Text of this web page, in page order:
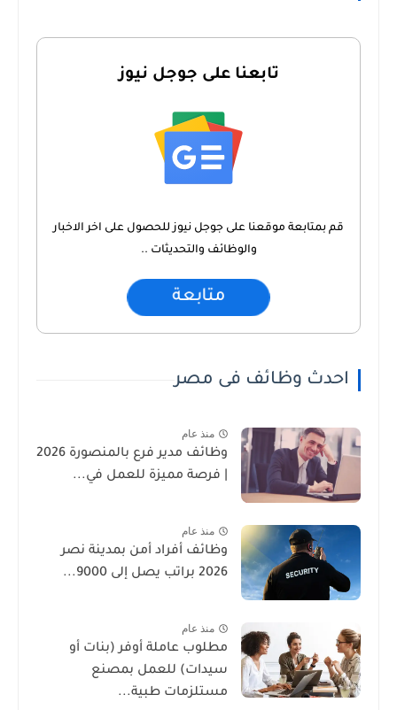
تابعنا على جوجل نيوز
قم بمتابعة موقعنا على جوجل نيوز للحصول على اخر الاخبار
والوظائف والتحديثات ..
متابعة
احدث وظائف فى مصر
منذ عام
وظائف مدير فرع بالمنصورة 2026
| فرصة مميزة للعمل في...
منذ عام
وظائف أفراد أمن بمدينة نصر
2026 براتب يصل إلى 9000...
منذ عام
مطلوب عاملة أوفر (بنات أو
سيدات) للعمل بمصنع
مستلزمات طبية...